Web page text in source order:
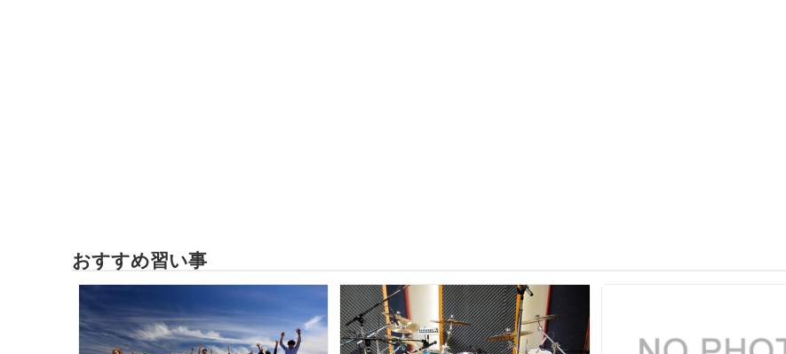
おすすめ習い事